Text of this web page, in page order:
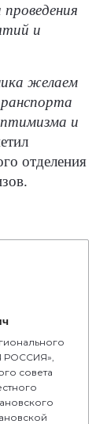
и
желаем
и
отделения
РОССИЯ»,
совета